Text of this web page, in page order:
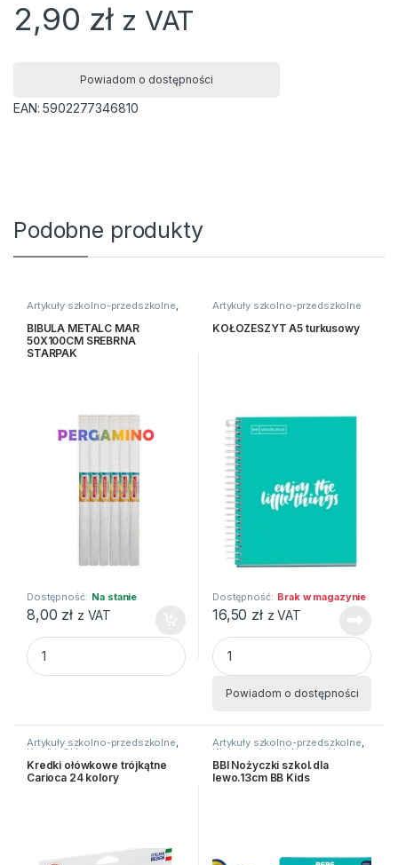
2,90 zł z VAT
Powiadom o dostępności
EAN:5902277346810
Podobne produkty
Artykuły szkolno-przedszkolne,
plastyczne
BIBULA METALC MAR
50X100CM SREBRNA
STARPAK
Dostępność: Na stanie
8,00 zł z VAT
BIBULA METALC MAR 50X100CM SREBRNA STARPAK
Artykuły szkolno-przedszkolne
KOŁOZESZYT A5 turkusowy
Dostępność: Brak w magazynie
16,50 zł z VAT
KOŁOZESZYT A5 turkusowy
Powiadom o dostępności
Artykuły szkolno-przedszkolne,
Kredki Ołówkowe
Kredki ołówkowe trójkątne
Carioca 24 kolory
Artykuły szkolno-przedszkolne,
Kleje i nożyczki Nożyczki
BBI Nożyczki szkol.dla
lewo.13cm BB Kids